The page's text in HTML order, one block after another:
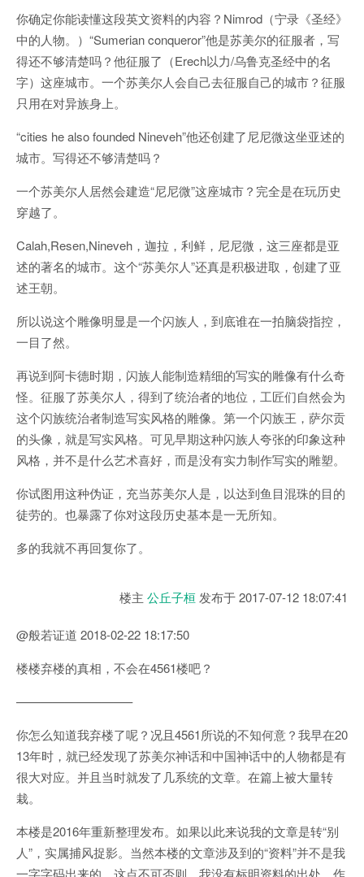
你确定你能读懂这段英文资料的内容？Nimrod（宁录《圣经》
中的人物。）“Sumerian conqueror”他是苏美尔的征服者，写
得还不够清楚吗？他征服了（Erech以力/乌鲁克圣经中的名
字）这座城市。一个苏美尔人会自己去征服自己的城市？征服
只用在对异族身上。
“cities he also founded Nineveh”他还创建了尼尼微这坐亚述的
城市。写得还不够清楚吗？
一个苏美尔人居然会建造“尼尼微”这座城市？完全是在玩历史
穿越了。
Calah,Resen,Nineveh，迦拉，利鲜，尼尼微，这三座都是亚
述的著名的城市。这个“苏美尔人”还真是积极进取，创建了亚
述王朝。
所以说这个雕像明显是一个闪族人，到底谁在一拍脑袋指控，
一目了然。
再说到阿卡德时期，闪族人能制造精细的写实的雕像有什么奇
怪。征服了苏美尔人，得到了统治者的地位，工匠们自然会为
这个闪族统治者制造写实风格的雕像。第一个闪族王，萨尔贡
的头像，就是写实风格。可见早期这种闪族人夸张的印象这种
风格，并不是什么艺术喜好，而是没有实力制作写实的雕塑。
你试图用这种伪证，充当苏美尔人是，以达到鱼目混珠的目的
徒劳的。也暴露了你对这段历史基本是一无所知。
多的我就不再回复你了。
楼主 公丘子桓 发布于2017-07-12 18:07:41
@般若证道 2018-02-22 18:17:50
楼楼弃楼的真相，不会在4561楼吧？
—————————–
你怎么知道我弃楼了呢？况且4561所说的不知何意？我早在20
13年时，就已经发现了苏美尔神话和中国神话中的人物都是有
很大对应。并且当时就发了几系统的文章。在篇上被大量转
栽。
本楼是2016年重新整理发布。如果以此来说我的文章是转“别
人”，实属捕风捉影。当然本楼的文章涉及到的“资料”并不是我
一字字码出来的，这点不可否则。我没有标明资料的出处，作